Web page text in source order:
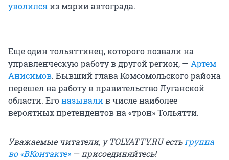
уволилсяиз мэрии автограда.
Еще один тольяттинец, которого позвали на
управленческую работу в другой регион, — Артем
Анисимов. Бывший глава Комсомольского района
перешел на работу в правительство Луганской
области. Егоназывалив числе наиболее
вероятных претендентов на «трон» Тольятти.
Уважаемые читатели, у TOLYATTY.RU естьгруппа
во «ВКонтакте»— присоединяйтесь!